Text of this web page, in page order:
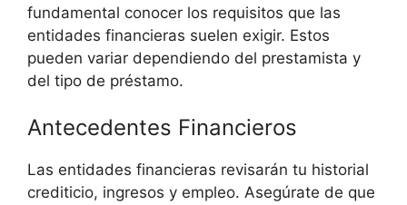
fundamental conocer los requisitos que las
entidades financieras suelen exigir. Estos
pueden variar dependiendo del prestamista y
del tipo de préstamo.
Antecedentes Financieros
Las entidades financieras revisarán tu historial
crediticio, ingresos y empleo. Asegúrate de que